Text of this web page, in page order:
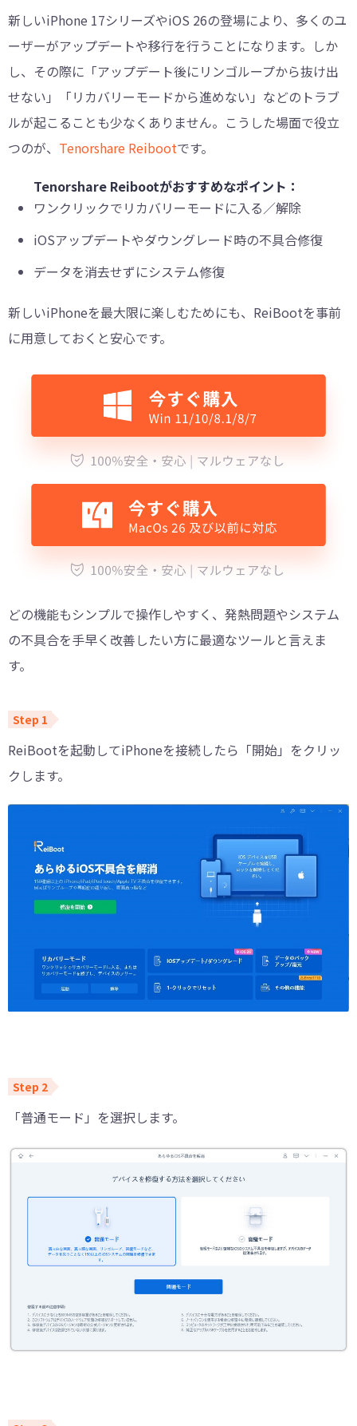
新しいiPhone 17シリーズやiOS 26の登場により、多くのユ
ーザーがアップデートや移行を行うことになります。しか
し、その際に「アップデート後にリンゴループから抜け出
せない」「リカバリーモードから進めない」などのトラブ
ルが起こることも少なくありません。こうした場面で役立
つのが、 Tenorshare Reibootです。
Tenorshare Reibootがおすすめなポイント：
ワンクリックでリカバリーモードに入る／解除
iOSアップデートやダウングレード時の不具合修復
データを消去せずにシステム修復
新しいiPhoneを最大限に楽しむためにも、ReiBootを事前
に用意しておくと安心です。
どの機能もシンプルで操作しやすく、発熱問題やシステム
の不具合を手早く改善したい方に最適なツールと言えま
す。
ReiBootを起動してiPhoneを接続したら「開始」をクリッ
クします。
「普通モード」を選択します。